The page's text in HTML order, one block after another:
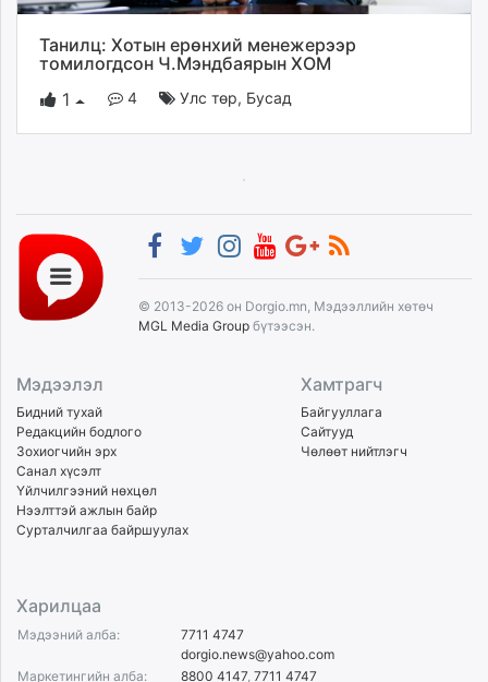
Танилц: Хотын ерөнхий менежерээр
томилогдсон Ч.Мэндбаярын ХОМ
1
4 Улс төр, Бусад
© 2013-2026 он Dorgio.mn, Мэдээллийн хөтөч
MGL Media Group бүтээсэн.
Мэдээлэл
Бидний тухай
Редакцийн бодлого
Зохиогчийн эрх
Санал хүсэлт
Үйлчилгээний нөхцөл
Нээлттэй ажлын байр
Сурталчилгаа байршуулах
Хамтрагч
Байгууллага
Сайтууд
Чөлөөт нийтлэгч
Харилцаа
Мэдээний алба:
7711 4747
dorgio.news@yahoo.com
Маркетингийн алба:
8800 4147 7711 4747